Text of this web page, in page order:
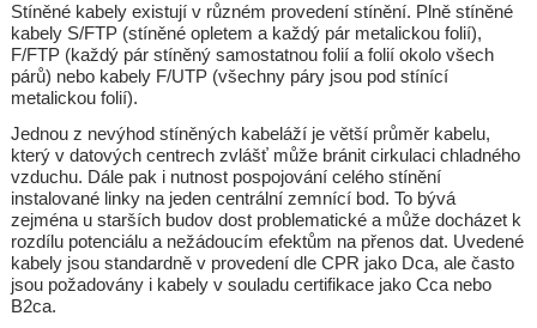
Stíněné kabely existují v různém provedení stínění. Plně stíněné
kabely S/FTP (stíněné opletem a každý pár metalickou folií),
F/FTP (každý pár stíněný samostatnou folií a folií okolo všech
párů) nebo kabely F/UTP (všechny páry jsou pod stínící
metalickou folií).
Jednou z nevýhod stíněných kabeláží je větší průměr kabelu,
který v datových centrech zvlášť může bránit cirkulaci chladného
vzduchu. Dále pak i nutnost pospojování celého stínění
instalované linky na jeden centrální zemnící bod. To bývá
zejména u starších budov dost problematické a může docházet k
rozdílu potenciálu a nežádoucím efektům na přenos dat. Uvedené
kabely jsou standardně v provedení dle CPR jako Dca, ale často
jsou požadovány i kabely v souladu certifikace jako Cca nebo
B2ca.